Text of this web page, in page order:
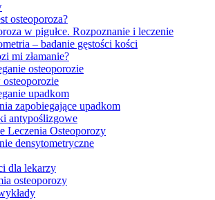
osteoporoza?
w pigułce. Rozpoznanie i leczenie
– badanie gęstości kości
mi złamanie?
osteoporozie
upadkom
zapobiegające upadkom
antypoślizgowe
Leczenia Osteoporozy
densytometryczne
dla lekarzy
osteoporozy